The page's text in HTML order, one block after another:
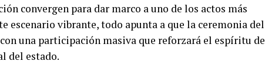
convergen para dar marco a uno de los actos más
escenario vibrante, todo apunta a que la ceremonia del
una participación masiva que reforzará el espíritu de
del estado.